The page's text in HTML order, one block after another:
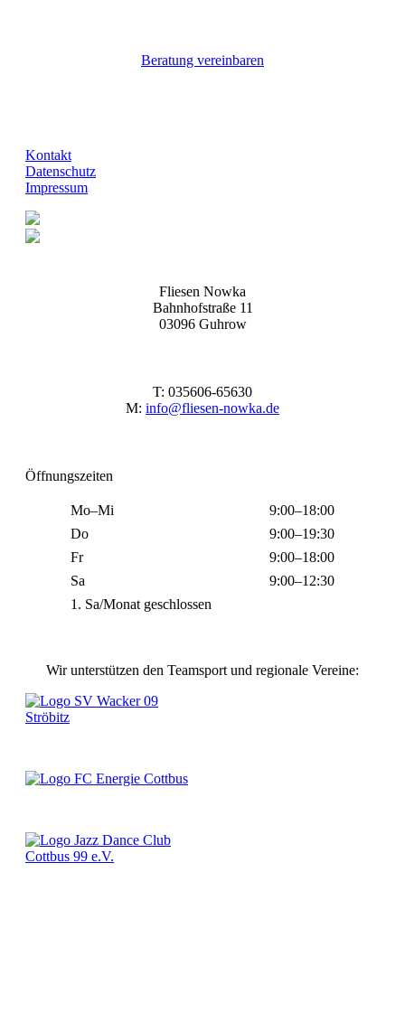
Beratung vereinbaren
Kontakt
Datenschutz
Impressum
Fliesen Nowka
Bahnhofstraße 11
03096 Guhrow
T: 035606-65630
M: info@fliesen-nowka.de
Öffnungszeiten
Mo–Mi
9:00–18:00
Do
9:00–19:30
Fr
9:00–18:00
Sa
9:00–12:30
1. Sa/Monat geschlossen
Wir unterstützen den Teamsport und regionale Vereine: